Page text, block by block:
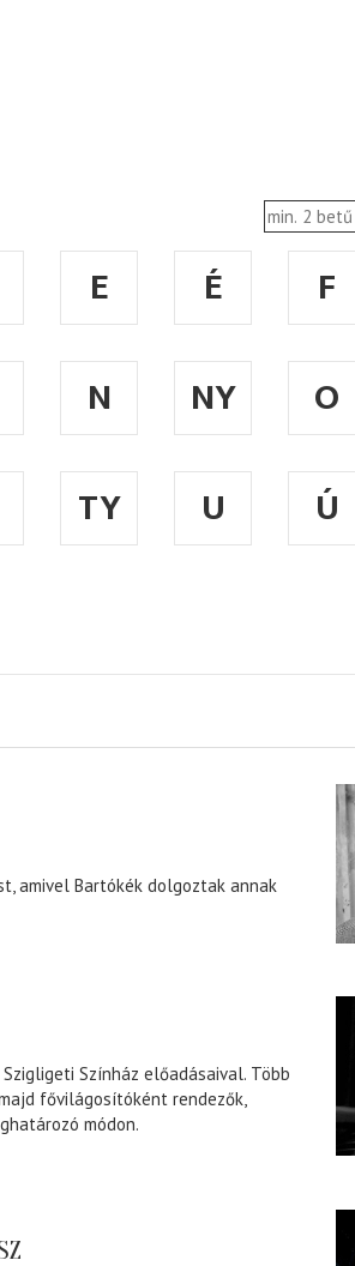
E É F
N NY O
TY U Ú
amivel Bartókék dolgoztak annak
Színház előadásaival. Több
fővilágosítóként rendezők,
módon.